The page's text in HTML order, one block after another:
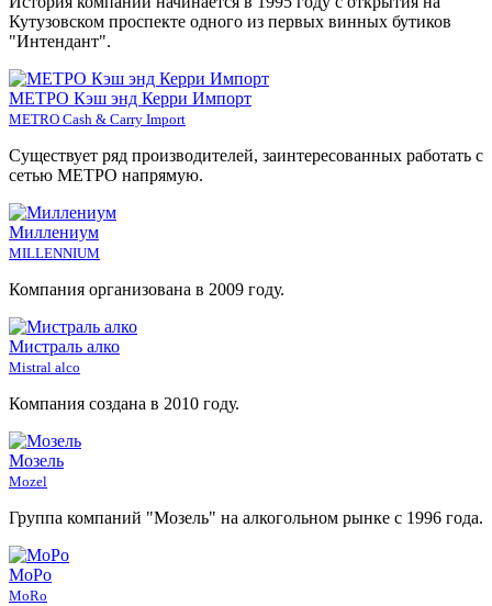
Кутузовском проспекте одного из первых винных бутиков
"Интендант".
МЕТРО Кэш энд Керри Импорт
METRO Cash & Carry Import
Существует ряд производителей, заинтересованных работать с
сетью МЕТРО напрямую.
Миллениум
MILLENNIUM
Компания организована в 2009 году.
Мистраль алко
Mistral alco
Компания создана в 2010 году.
Мозель
Mozel
Группа компаний "Мозель" на алкогольном рынке с 1996 года.
МоРо
MoRo